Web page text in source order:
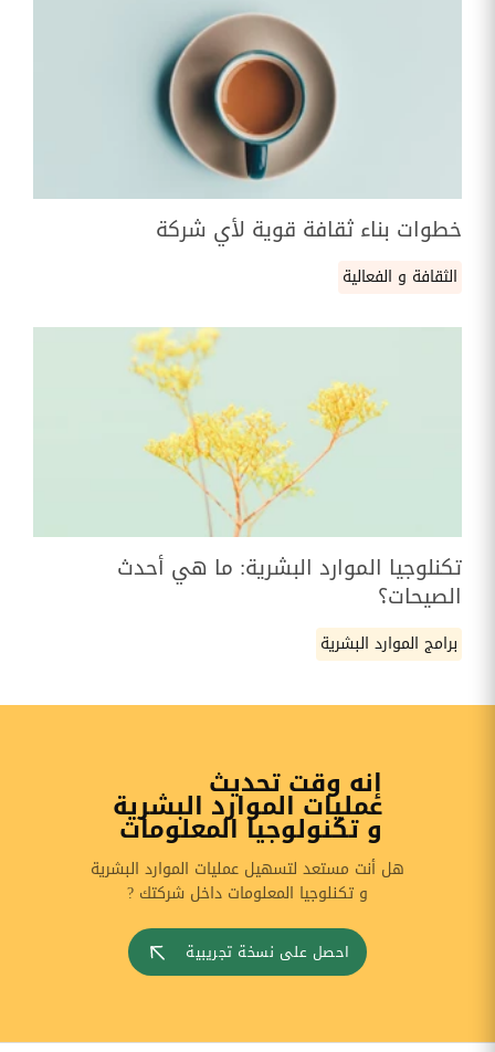
خطوات بناء ثقافة قوية لأي شركة
الثقافة و الفعالية
تكنلوجيا الموارد البشرية: ما هي أحدث
الصيحات؟
برامج الموارد البشرية
إنه وقت تحديث
عمليات الموارد البشرية
و تكنولوجيا المعلومات
هل أنت مستعد لتسهيل عمليات الموارد البشرية
و تكنلوجيا المعلومات داخل شركتك ?
احصل على نسخة تجريبية